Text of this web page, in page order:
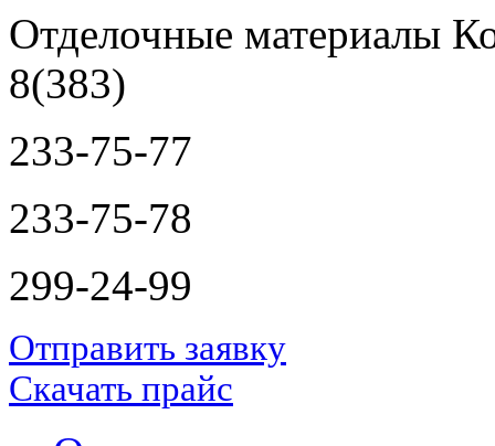
Отделочные материалы
8(383)
233-75-77
233-75-78
299-24-99
Отправить заявку
Скачать прайс